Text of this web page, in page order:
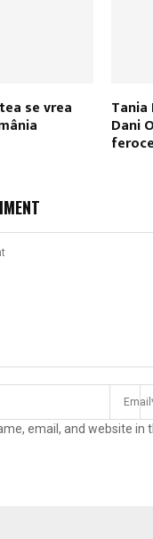
se vrea Tania
Dani
email, and website